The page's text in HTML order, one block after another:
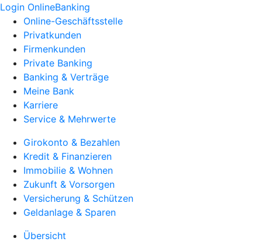
Login OnlineBanking
Online-Geschäftsstelle
Privatkunden
Firmenkunden
Private Banking
Banking & Verträge
Meine Bank
Karriere
Service & Mehrwerte
Girokonto & Bezahlen
Kredit & Finanzieren
Immobilie & Wohnen
Zukunft & Vorsorgen
Versicherung & Schützen
Geldanlage & Sparen
Übersicht